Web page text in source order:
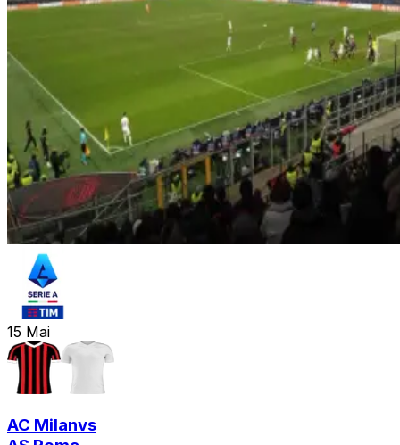
15 Mai
AC Milanvs